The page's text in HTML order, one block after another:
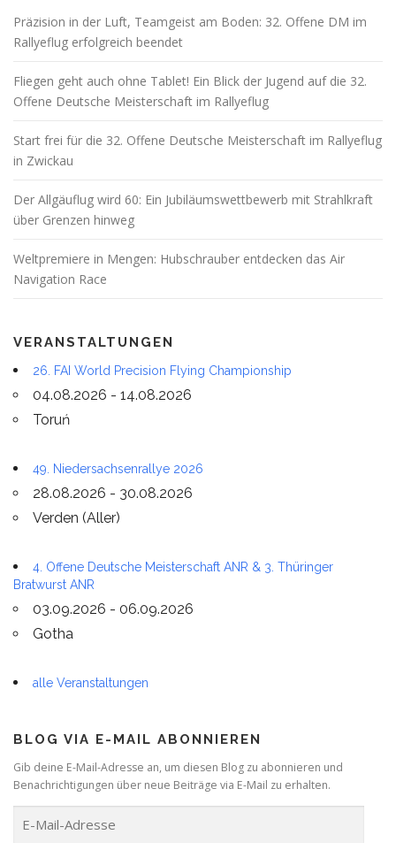
Präzision in der Luft, Teamgeist am Boden: 32. Offene DM im
Rallyeflug erfolgreich beendet
Fliegen geht auch ohne Tablet! Ein Blick der Jugend auf die 32.
Offene Deutsche Meisterschaft im Rallyeflug
Start frei für die 32. Offene Deutsche Meisterschaft im Rallyeflug
in Zwickau
Der Allgäuflug wird 60: Ein Jubiläumswettbewerb mit Strahlkraft
über Grenzen hinweg
Weltpremiere in Mengen: Hubschrauber entdecken das Air
Navigation Race
VERANSTALTUNGEN
26. FAI World Precision Flying Championship
04.08.2026 - 14.08.2026
Toruń
49. Niedersachsenrallye 2026
28.08.2026 - 30.08.2026
Verden (Aller)
4. Offene Deutsche Meisterschaft ANR & 3. Thüringer
Bratwurst ANR
03.09.2026 - 06.09.2026
Gotha
alle Veranstaltungen
BLOG VIA E-MAIL ABONNIEREN
Gib deine E-Mail-Adresse an, um diesen Blog zu abonnieren und
Benachrichtigungen über neue Beiträge via E-Mail zu erhalten.